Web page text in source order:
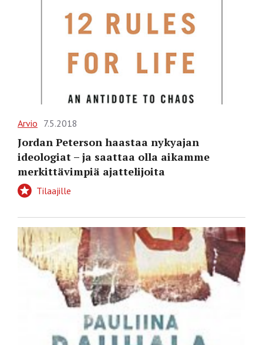
Arvio 7.5.2018
Jordan Peterson haastaa nykyajan
ideologiat – ja saattaa olla aikamme
merkittävimpiä ajattelijoita
Tilaajille